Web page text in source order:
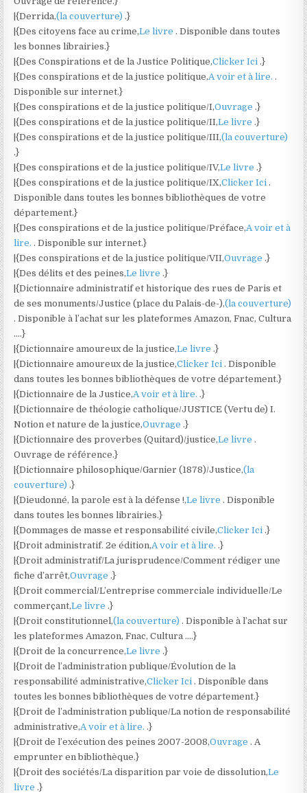
|{Derrida,(la couverture).}
|{Des citoyens face au crime,Le livre. Disponible dans toutes
les bonnes librairies.}
|{Des Conspirations et de la Justice Politique,Clicker Ici.}
|{Des conspirations et de la justice politique,A voir et à lire..
Disponible sur internet.}
|{Des conspirations et de la justice politique/I,Ouvrage.}
|{Des conspirations et de la justice politique/II,Le livre.}
|{Des conspirations et de la justice politique/III,(la couverture)
.}
|{Des conspirations et de la justice politique/IV,Le livre.}
|{Des conspirations et de la justice politique/IX,Clicker Ici.
Disponible dans toutes les bonnes bibliothèques de votre
département.}
|{Des conspirations et de la justice politique/Préface,A voir et à
lire.. Disponible sur internet.}
|{Des conspirations et de la justice politique/VII,Ouvrage.}
|{Des délits et des peines,Le livre.}
|{Dictionnaire administratif et historique des rues de Paris et
de ses monuments/Justice (place du Palais-de-),(la couverture)
. Disponible à l’achat sur les plateformes Amazon, Fnac, Cultura
….}
|{Dictionnaire amoureux de la justice,Le livre.}
|{Dictionnaire amoureux de la justice,Clicker Ici. Disponible
dans toutes les bonnes bibliothèques de votre département.}
|{Dictionnaire de la Justice,A voir et à lire..}
|{Dictionnaire de théologie catholique/JUSTICE (Vertu de) I.
Notion et nature de la justice,Ouvrage.}
|{Dictionnaire des proverbes (Quitard)/justice,Le livre.
Ouvrage de référence.}
|{Dictionnaire philosophique/Garnier (1878)/Justice,(la
couverture).}
|{Dieudonné, la parole est à la défense !,Le livre. Disponible
dans toutes les bonnes librairies.}
|{Dommages de masse et responsabilité civile,Clicker Ici.}
|{Droit administratif. 2e édition,A voir et à lire..}
|{Droit administratif/La jurisprudence/Comment rédiger une
fiche d’arrêt,Ouvrage.}
|{Droit commercial/L’entreprise commerciale individuelle/Le
commerçant,Le livre.}
|{Droit constitutionnel,(la couverture). Disponible à l’achat sur
les plateformes Amazon, Fnac, Cultura ….}
|{Droit de la concurrence,Le livre.}
|{Droit de l’administration publique/Évolution de la
responsabilité administrative,Clicker Ici. Disponible dans
toutes les bonnes bibliothèques de votre département.}
|{Droit de l’administration publique/La notion de responsabilité
administrative,A voir et à lire..}
|{Droit de l’exécution des peines 2007-2008,Ouvrage. A
emprunter en bibliothèque.}
|{Droit des sociétés/La disparition par voie de dissolution,Le
livre.}